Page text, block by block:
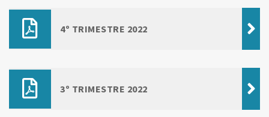
4º TRIMESTRE 2022
3º TRIMESTRE 2022